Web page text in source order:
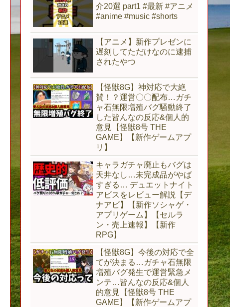
介20選 part1 #最新 #アニメ
#anime #music #shorts
【アニメ】新作プレゼンに
遅刻してただけなのに逮捕
されたやつ
【怪獣8G】神対応で大絶
賛！？運営〇〇配布…ガチ
ャ石無限増殖バグ騒動終了
した皆んなの反応&個人的
意見【怪獣8号 THE
GAME】【新作ゲームアプ
リ】
キャラガチャ廃止もバグは
天井なし…未完成品がやば
すぎる… デュエットナイト
アビスをレビュー解説【デ
ナアビ】【新作ソシャゲ・
アプリゲーム】【セルラ
ン・売上速報】【新作
RPG】
【怪獣8G】今後の対応で全
てが決まる…ガチャ石無限
増殖バグ発生で運営緊急メ
ンテ…皆んなの反応&個人
的意見【怪獣8号 THE
GAME】【新作ゲームアプ